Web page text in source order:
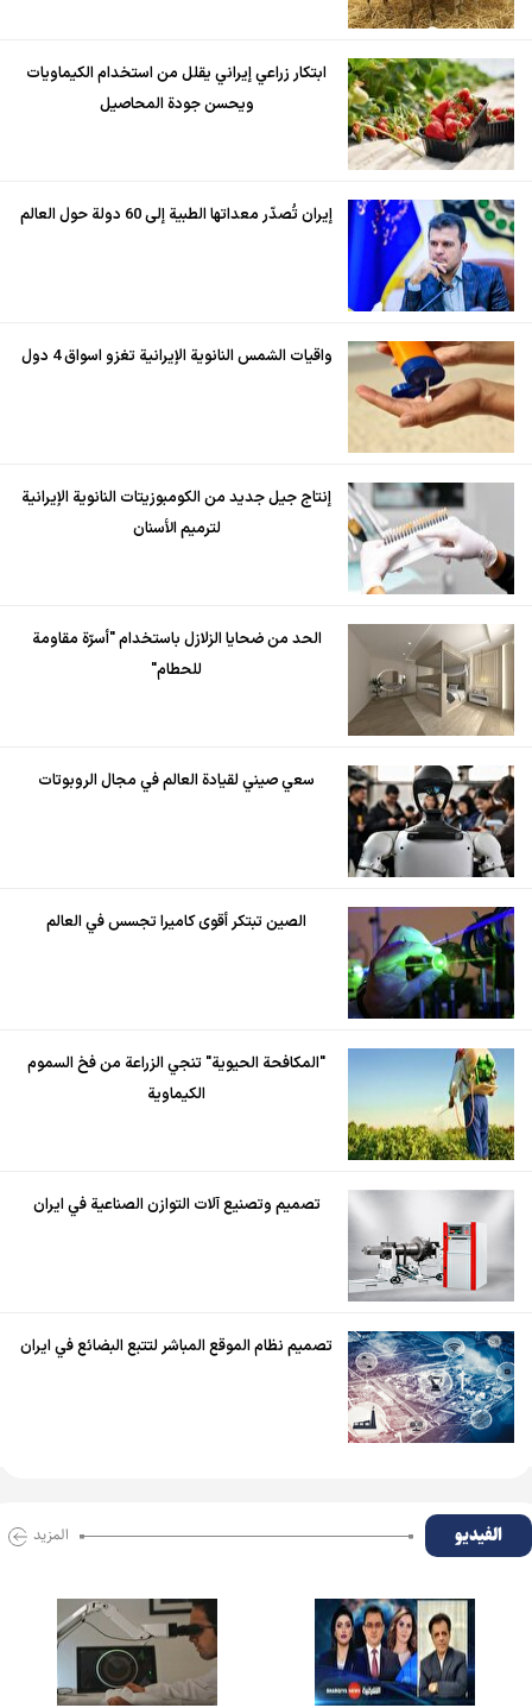
ابتكار زراعي إيراني يقلل من استخدام الكيماويات
ويحسن جودة المحاصيل
إيران تُصدّر معداتها الطبية إلى 60 دولة حول العالم
واقيات الشمس النانوية الإيرانية تغزو اسواق 4 دول
إنتاج جيل جديد من الكومبوزيتات النانوية الإيرانية
لترميم الأسنان
الحد من ضحايا الزلازل باستخدام "أسرّة مقاومة
للحطام"
سعي صيني لقيادة العالم في مجال الروبوتات
الصين تبتكر أقوى كاميرا تجسس في العالم
"المكافحة الحيوية" تنجي الزراعة من فخ السموم
الكيماوية
تصميم وتصنيع آلات التوازن الصناعية في ايران
تصميم نظام الموقع المباشر لتتبع البضائع في ايران
الفیدیو المزید